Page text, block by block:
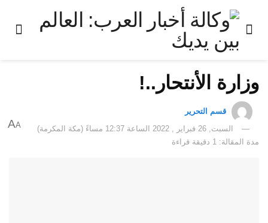
وزارة الأنتحار..!
قسم التحرير
السبت, 26 فبراير , 2022 الساعة 12:37 مساءً (مكة المكرمة)
مدة المقالة: 1 دقيقة قراءة
A
A